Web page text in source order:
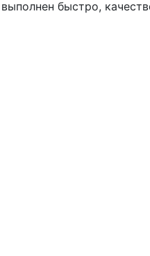
быстро,